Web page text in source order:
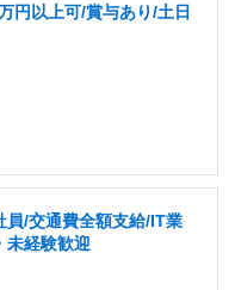
円以上可/賞与あり/土日
員/交通費全額支給/IT業
未経験歓迎